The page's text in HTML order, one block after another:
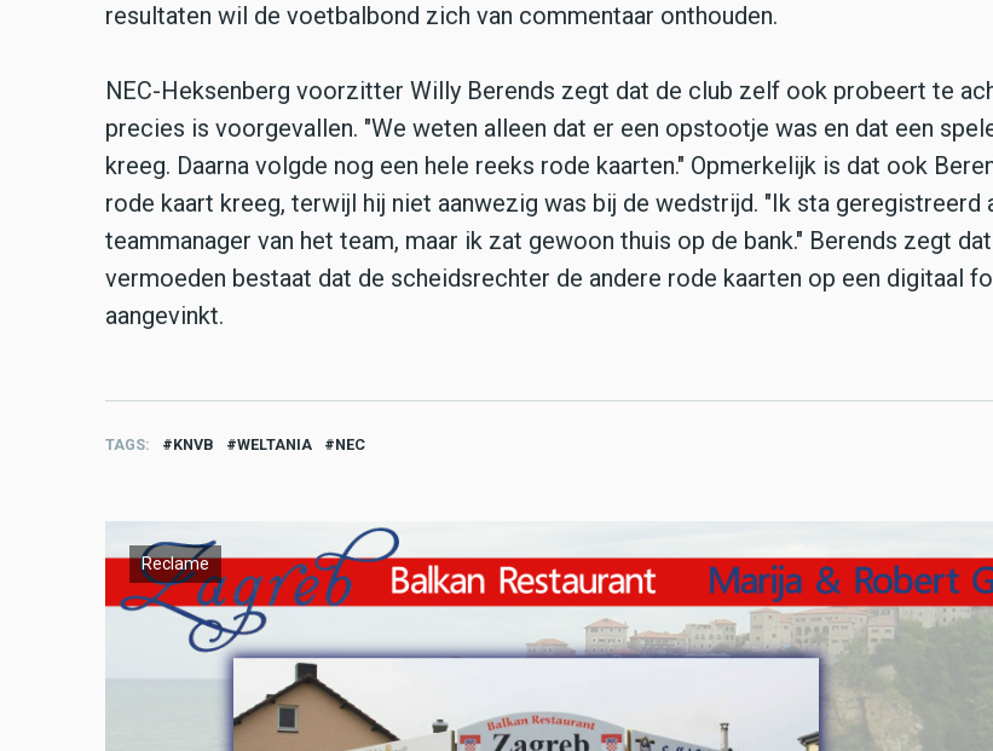
resultaten wil de voetbalbond zich van commentaar onthouden.
NEC-Heksenberg voorzitter Willy Berends zegt dat de club zelf ook probeert te
precies is voorgevallen. "We weten alleen dat er een opstootje was en dat een
kreeg. Daarna volgde nog een hele reeks rode kaarten." Opmerkelijk is dat ook
rode kaart kreeg, terwijl hij niet aanwezig was bij de wedstrijd. "Ik sta geregistreerd
teammanager van het team, maar ik zat gewoon thuis op de bank." Berends zegt
vermoeden bestaat dat de scheidsrechter de andere rode kaarten op een digitaal
aangevinkt.
TAGS KNVB WELTANIA NEC
Reclame